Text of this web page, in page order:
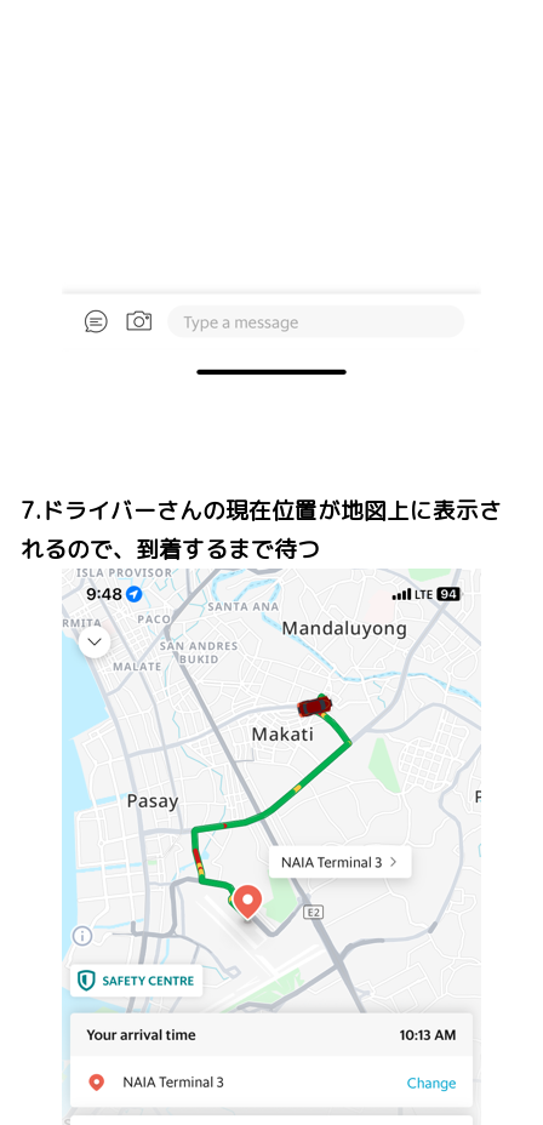
7.ドライバーさんの現在位置が地図上に表示さ
れるので、到着するまで待つ